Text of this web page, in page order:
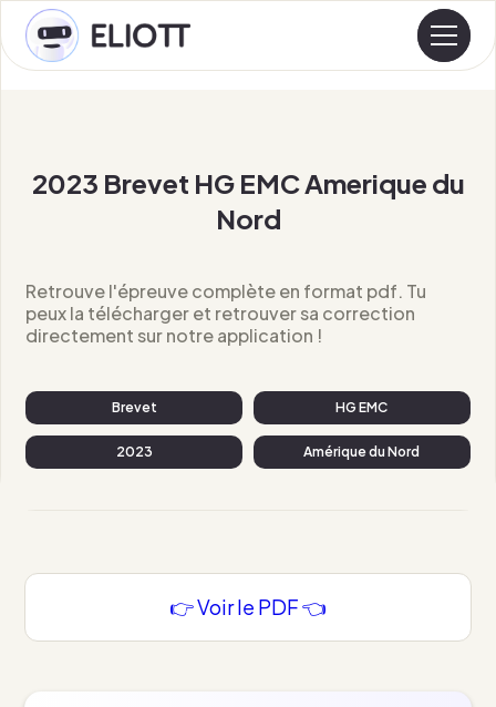
2023 Brevet HG EMC Amerique du
Nord
Retrouve l'épreuve complète en format pdf. Tu
peux la télécharger et retrouver sa correction
directement sur notre application !
Brevet HG EMC
2023 Amérique du Nord
👉 Voir le PDF 👈